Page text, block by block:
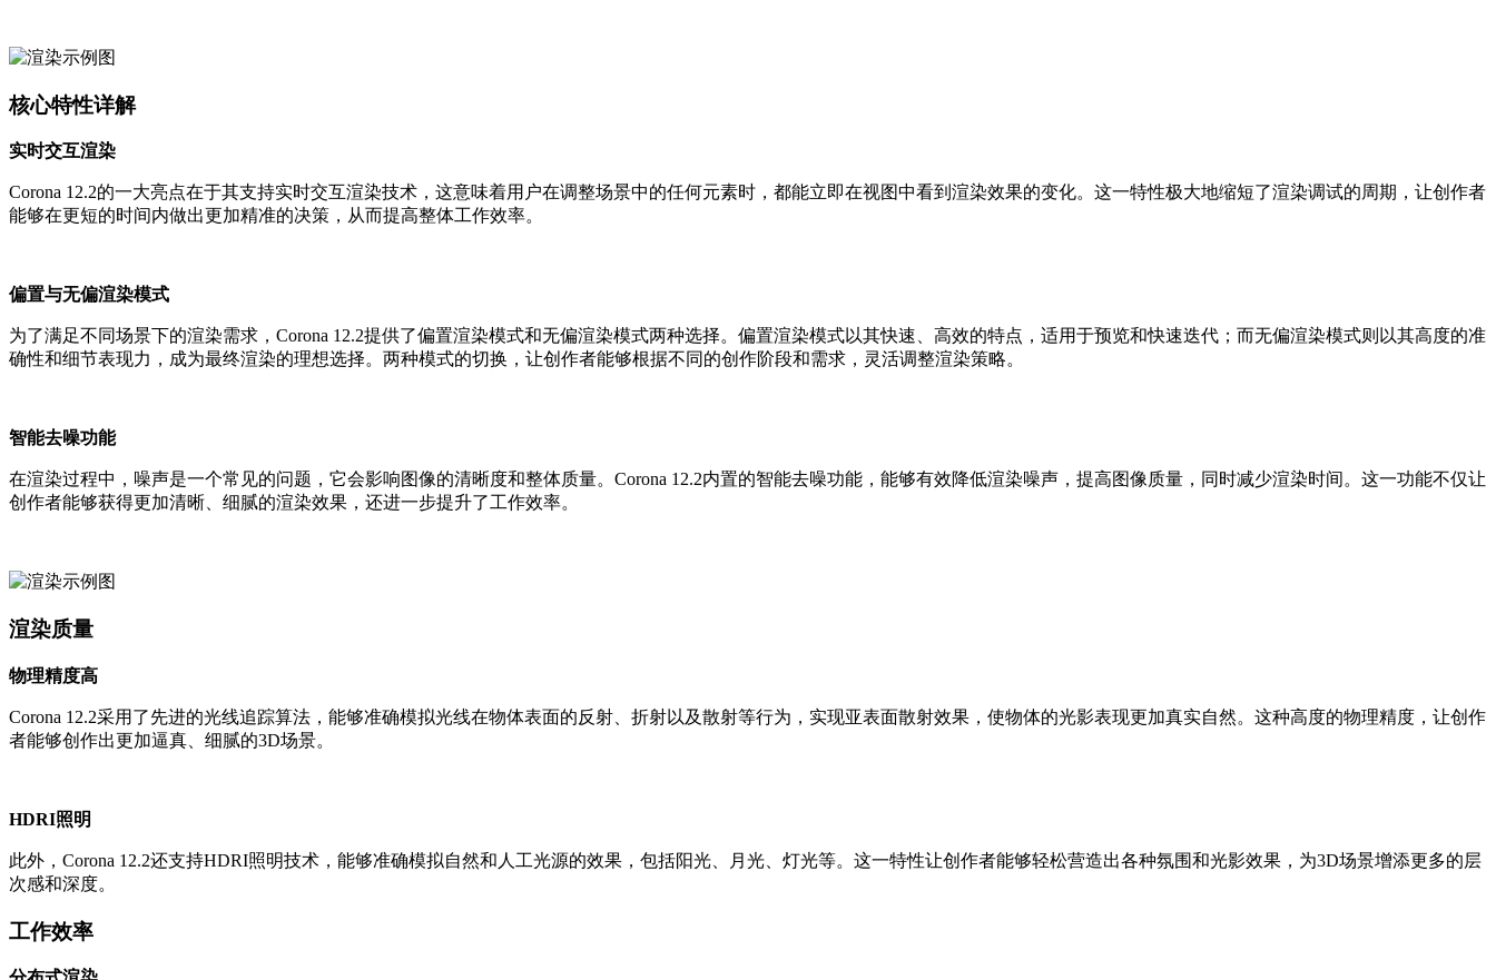
核心特性详解
实时交互渲染
Corona 12.2的一大亮点在于其支持实时交互渲染技术，这意味着用户在调整场景中的任何元素时，都能立即在视图中看到渲染效果的变化。这一特性极大地缩短了渲染调试的周期，让创作者
能够在更短的时间内做出更加精准的决策，从而提高整体工作效率。
偏置与无偏渲染模式
为了满足不同场景下的渲染需求，Corona 12.2提供了偏置渲染模式和无偏渲染模式两种选择。偏置渲染模式以其快速、高效的特点，适用于预览和快速迭代；而无偏渲染模式则以其高度的准
确性和细节表现力，成为最终渲染的理想选择。两种模式的切换，让创作者能够根据不同的创作阶段和需求，灵活调整渲染策略。
智能去噪功能
在渲染过程中，噪声是一个常见的问题，它会影响图像的清晰度和整体质量。Corona 12.2内置的智能去噪功能，能够有效降低渲染噪声，提高图像质量，同时减少渲染时间。这一功能不仅让
创作者能够获得更加清晰、细腻的渲染效果，还进一步提升了工作效率。
渲染质量
物理精度高
Corona 12.2采用了先进的光线追踪算法，能够准确模拟光线在物体表面的反射、折射以及散射等行为，实现亚表面散射效果，使物体的光影表现更加真实自然。这种高度的物理精度，让创作
者能够创作出更加逼真、细腻的3D场景。
HDRI照明
此外，Corona 12.2还支持HDRI照明技术，能够准确模拟自然和人工光源的效果，包括阳光、月光、灯光等。这一特性让创作者能够轻松营造出各种氛围和光影效果，为3D场景增添更多的层
次感和深度。
工作效率